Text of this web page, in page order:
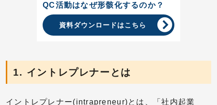
QC活動はなぜ形骸化するのか？
資料ダウンロードはこちら
1. イントレプレナーとは
イントレプレナー(intrapreneur)とは、「社内起業